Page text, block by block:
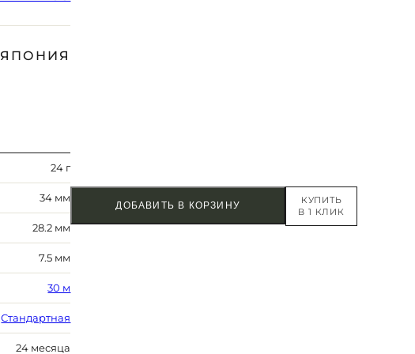
ЯПОНИЯ
24 г
34 мм
28.2 мм
7.5 мм
30 м
Стандартная
24 месяца
ДОБАВИТЬ В КОРЗИНУ
КУПИТЬ
В 1 КЛИК